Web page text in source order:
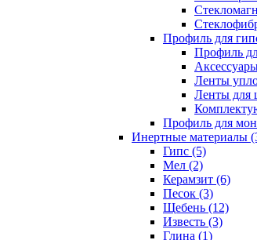
Профиль для
Профиль
Ленты
Ленты для
Профиль для
Инертные материалы
Гипс (5)
Мел (2)
Керамзит (6)
Песок (3)
Щебень (12)
Известь (3)
Глина (1)